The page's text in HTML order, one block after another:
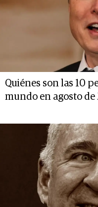
Quiénes son las 10
mundo en agosto de